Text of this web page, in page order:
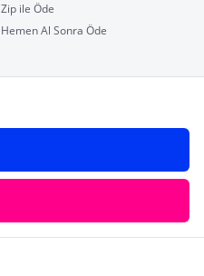
Zip ile Öde
Hemen Al Sonra Öde